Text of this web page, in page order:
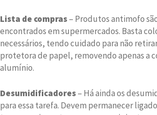
Lista de compras– Produtos antimofo
encontrados em supermercados. Basta
necessários, tendo cuidado para não
protetora de papel, removendo apenas a
alumínio.
Desumidificadores– Há ainda os
para essa tarefa. Devem permanecer